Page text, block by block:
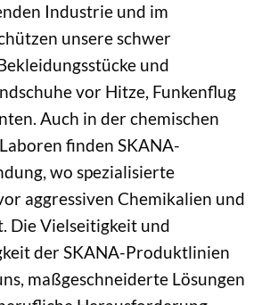
Industrie und im
unsere schwer
und
vor Hitze, Funkenflug
Auch in der chemischen
finden SKANA-
wo spezialisierte
aggressiven Chemikalien und
Die Vielseitigkeit und
der SKANA-Produktlinien
maßgeschneiderte Lösungen